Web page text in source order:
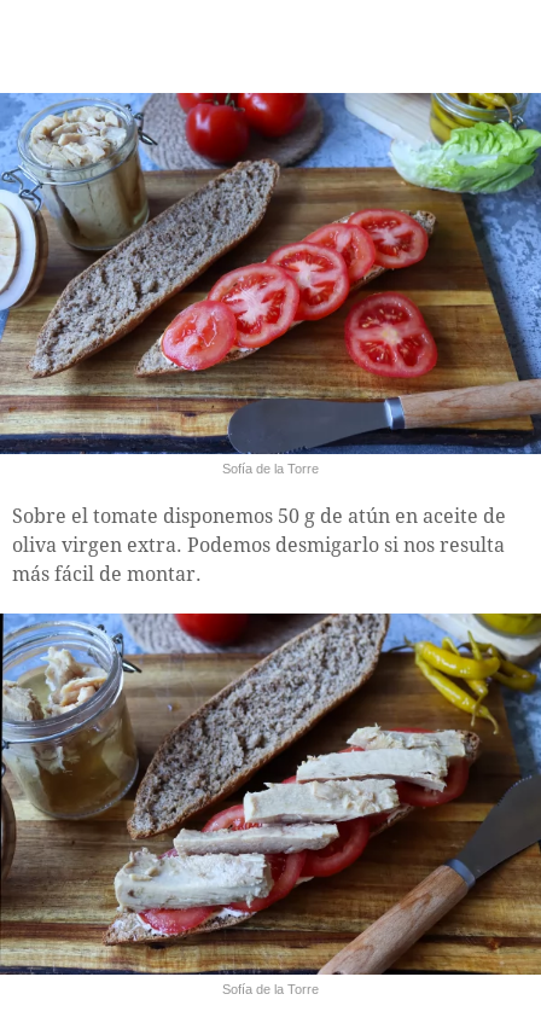
Sofía de la Torre
Sobre el tomate disponemos 50 g de atún en aceite de
oliva virgen extra. Podemos desmigarlo si nos resulta
más fácil de montar.
Sofía de la Torre